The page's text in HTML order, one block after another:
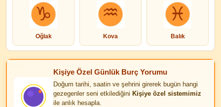
Oğlak Kova Balık
Kişiye Özel Günlük Burç Yorumu
Doğum tarihi, saatin ve şehrini girerek bugün hangi
gezegenler seni etkilediğini Kişiye özel sistemimiz
ile anlık hesapla.